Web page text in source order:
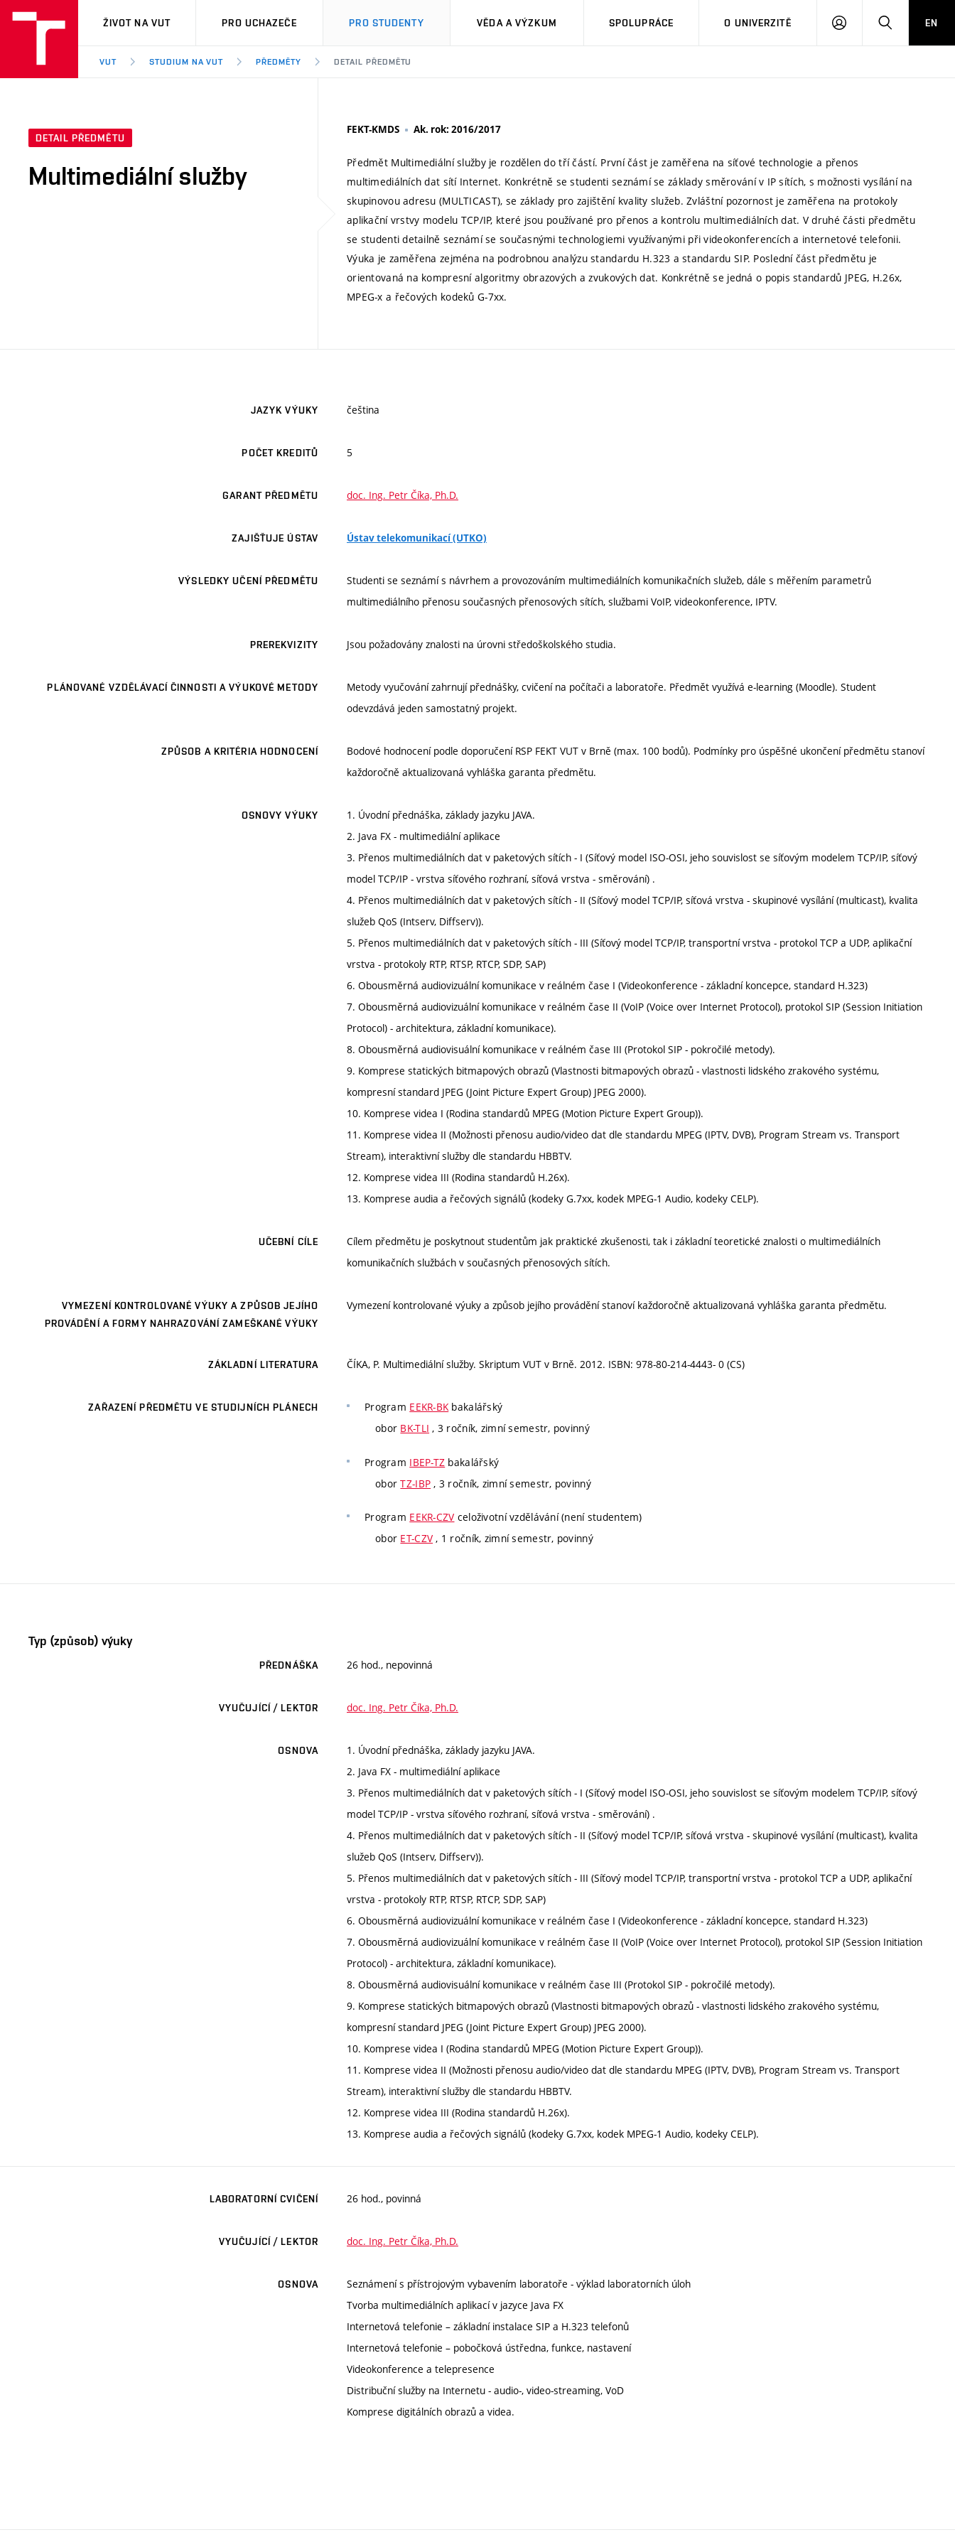
VUT
ŽIVOT NA VUT PRO UCHAZEČE PRO STUDENTY VĚDA A VÝZKUM SPOLUPRÁCE O UNIVERZITĚ
PŘIHLÁSIT HLEDATEN
VUT STUDIUM NA VUT PŘEDMĚTY DETAIL PŘEDMĚTU
DETAIL PŘEDMĚTU
Multimediální služby
FEKT-KMDS Ak. rok: 2016/2017
Předmět Multimediální služby je rozdělen do tří částí. První část je zaměřena na síťové technologie a přenos
multimediálních dat sítí Internet. Konkrétně se studenti seznámí se základy směrování v IP sítích, s možnosti vysílání na
skupinovou adresu (MULTICAST), se základy pro zajištění kvality služeb. Zvláštní pozornost je zaměřena na protokoly
aplikační vrstvy modelu TCP/IP, které jsou používané pro přenos a kontrolu multimediálních dat. V druhé části předmětu
se studenti detailně seznámí se současnými technologiemi využívanými při videokonferencích a internetové telefonii.
Výuka je zaměřena zejména na podrobnou analýzu standardu H.323 a standardu SIP. Poslední část předmětu je
orientovaná na kompresní algoritmy obrazových a zvukových dat. Konkrétně se jedná o popis standardů JPEG, H.26x,
MPEG-x a řečových kodeků G-7xx.
JAZYK VÝUKY čeština
POČET KREDITŮ 5
GARANT PŘEDMĚTU doc. Ing. Petr Číka, Ph.D.
ZAJIŠŤUJE ÚSTAV Ústav telekomunikací (UTKO)
VÝSLEDKY UČENÍ PŘEDMĚTU
Studenti se seznámí s návrhem a provozováním multimediálních komunikačních služeb, dále s měřením parametrů
multimediálního přenosu současných přenosových sítích, službami VoIP, videokonference, IPTV.
PREREKVIZITY Jsou požadovány znalosti na úrovni středoškolského studia.
PLÁNOVANÉ VZDĚLÁVACÍ ČINNOSTI A VÝUKOVÉ METODY
Metody vyučování zahrnují přednášky, cvičení na počítači a laboratoře. Předmět využívá e-learning (Moodle). Student
odevzdává jeden samostatný projekt.
ZPŮSOB A KRITÉRIA HODNOCENÍ
Bodové hodnocení podle doporučení RSP FEKT VUT v Brně (max. 100 bodů). Podmínky pro úspěšné ukončení předmětu stanoví
každoročně aktualizovaná vyhláška garanta předmětu.
OSNOVY VÝUKY
1. Úvodní přednáška, základy jazyku JAVA.
2. Java FX - multimediální aplikace
3. Přenos multimediálních dat v paketových sítích - I (Síťový model ISO-OSI, jeho souvislost se síťovým modelem TCP/IP, síťový
model TCP/IP - vrstva síťového rozhraní, síťová vrstva - směrování) .
4. Přenos multimediálních dat v paketových sítích - II (Síťový model TCP/IP, síťová vrstva - skupinové vysílání (multicast), kvalita
služeb QoS (Intserv, Diffserv)).
5. Přenos multimediálních dat v paketových sítích - III (Síťový model TCP/IP, transportní vrstva - protokol TCP a UDP, aplikační
vrstva - protokoly RTP, RTSP, RTCP, SDP, SAP)
6. Obousměrná audiovizuální komunikace v reálném čase I (Videokonference - základní koncepce, standard H.323)
7. Obousměrná audiovizuální komunikace v reálném čase II (VoIP (Voice over Internet Protocol), protokol SIP (Session Initiation
Protocol) - architektura, základní komunikace).
8. Obousměrná audiovisuální komunikace v reálném čase III (Protokol SIP - pokročilé metody).
9. Komprese statických bitmapových obrazů (Vlastnosti bitmapových obrazů - vlastnosti lidského zrakového systému,
kompresní standard JPEG (Joint Picture Expert Group) JPEG 2000).
10. Komprese videa I (Rodina standardů MPEG (Motion Picture Expert Group)).
11. Komprese videa II (Možnosti přenosu audio/video dat dle standardu MPEG (IPTV, DVB), Program Stream vs. Transport
Stream), interaktivní služby dle standardu HBBTV.
12. Komprese videa III (Rodina standardů H.26x).
13. Komprese audia a řečových signálů (kodeky G.7xx, kodek MPEG-1 Audio, kodeky CELP).
UČEBNÍ CÍLE
Cílem předmětu je poskytnout studentům jak praktické zkušenosti, tak i základní teoretické znalosti o multimediálních
komunikačních službách v současných přenosových sítích.
VYMEZENÍ KONTROLOVANÉ VÝUKY A ZPŮSOB JEJÍHO
PROVÁDĚNÍ A FORMY NAHRAZOVÁNÍ ZAMEŠKANÉ VÝUKY
Vymezení kontrolované výuky a způsob jejího provádění stanoví každoročně aktualizovaná vyhláška garanta předmětu.
ZÁKLADNÍ LITERATURA ČÍKA, P. Multimediální služby. Skriptum VUT v Brně. 2012. ISBN: 978-80-214-4443- 0 (CS)
ZAŘAZENÍ PŘEDMĚTU VE STUDIJNÍCH PLÁNECH Program EEKR-BKbakalářský
obor BK-TLI , 3 ročník, zimní semestr, povinný
Program IBEP-TZ bakalářský
oborTZ-IBP , 3 ročník, zimní semestr, povinný
Program EEKR-CZV celoživotní vzdělávání (není studentem)
obor ET-CZV , 1 ročník, zimní semestr, povinný
Typ (způsob) výuky
PŘEDNÁŠKA 26 hod., nepovinná
VYUČUJÍCÍ / LEKTOR doc. Ing. Petr Číka, Ph.D.
OSNOVA
1. Úvodní přednáška, základy jazyku JAVA.
2. Java FX - multimediální aplikace
3. Přenos multimediálních dat v paketových sítích - I (Síťový model ISO-OSI, jeho souvislost se síťovým modelem TCP/IP, síťový
model TCP/IP - vrstva síťového rozhraní, síťová vrstva - směrování) .
4. Přenos multimediálních dat v paketových sítích - II (Síťový model TCP/IP, síťová vrstva - skupinové vysílání (multicast), kvalita
služeb QoS (Intserv, Diffserv)).
5. Přenos multimediálních dat v paketových sítích - III (Síťový model TCP/IP, transportní vrstva - protokol TCP a UDP, aplikační
vrstva - protokoly RTP, RTSP, RTCP, SDP, SAP)
6. Obousměrná audiovizuální komunikace v reálném čase I (Videokonference - základní koncepce, standard H.323)
7. Obousměrná audiovizuální komunikace v reálném čase II (VoIP (Voice over Internet Protocol), protokol SIP (Session Initiation
Protocol) - architektura, základní komunikace).
8. Obousměrná audiovisuální komunikace v reálném čase III (Protokol SIP - pokročilé metody).
9. Komprese statických bitmapových obrazů (Vlastnosti bitmapových obrazů - vlastnosti lidského zrakového systému,
kompresní standard JPEG (Joint Picture Expert Group) JPEG 2000).
10. Komprese videa I (Rodina standardů MPEG (Motion Picture Expert Group)).
11. Komprese videa II (Možnosti přenosu audio/video dat dle standardu MPEG (IPTV, DVB), Program Stream vs. Transport
Stream), interaktivní služby dle standardu HBBTV.
12. Komprese videa III (Rodina standardů H.26x).
13. Komprese audia a řečových signálů (kodeky G.7xx, kodek MPEG-1 Audio, kodeky CELP).
LABORATORNÍ CVIČENÍ 26 hod., povinná
VYUČUJÍCÍ / LEKTOR doc. Ing. Petr Číka, Ph.D.
OSNOVA
Seznámení s přístrojovým vybavením laboratoře - výklad laboratorních úloh
Tvorba multimediálních aplikací v jazyce Java FX
Internetová telefonie – základní instalace SIP a H.323 telefonů
Internetová telefonie – pobočková ústředna, funkce, nastavení
Videokonference a telepresence
Distribuční služby na Internetu - audio-, video-streaming, VoD
Komprese digitálních obrazů a videa.